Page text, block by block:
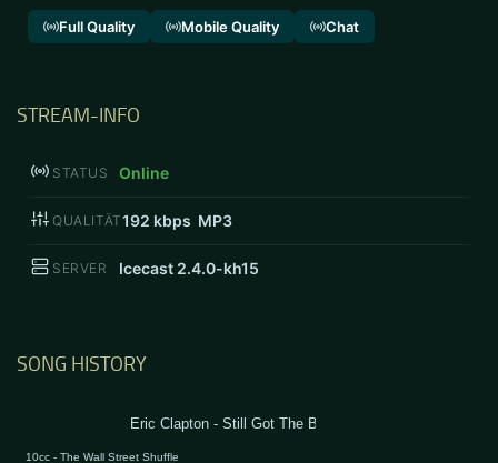
Full Quality Mobile Quality Chat
STREAM-INFO
STATUS Online
QUALITÄT192 kbps MP3
SERVER Icecast 2.4.0-kh15
SONG HISTORY